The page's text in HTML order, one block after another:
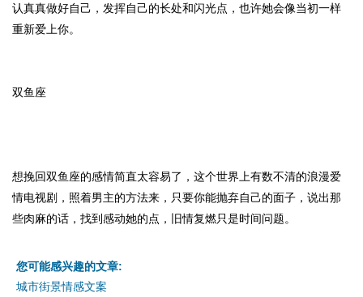
认真真做好自己，发挥自己的长处和闪光点，也许她会像当初一样
重新爱上你。
双鱼座
想挽回双鱼座的感情简直太容易了，这个世界上有数不清的浪漫爱
情电视剧，照着男主的方法来，只要你能抛弃自己的面子，说出那
些肉麻的话，找到感动她的点，旧情复燃只是时间问题。
您可能感兴趣的文章:
城市街景情感文案